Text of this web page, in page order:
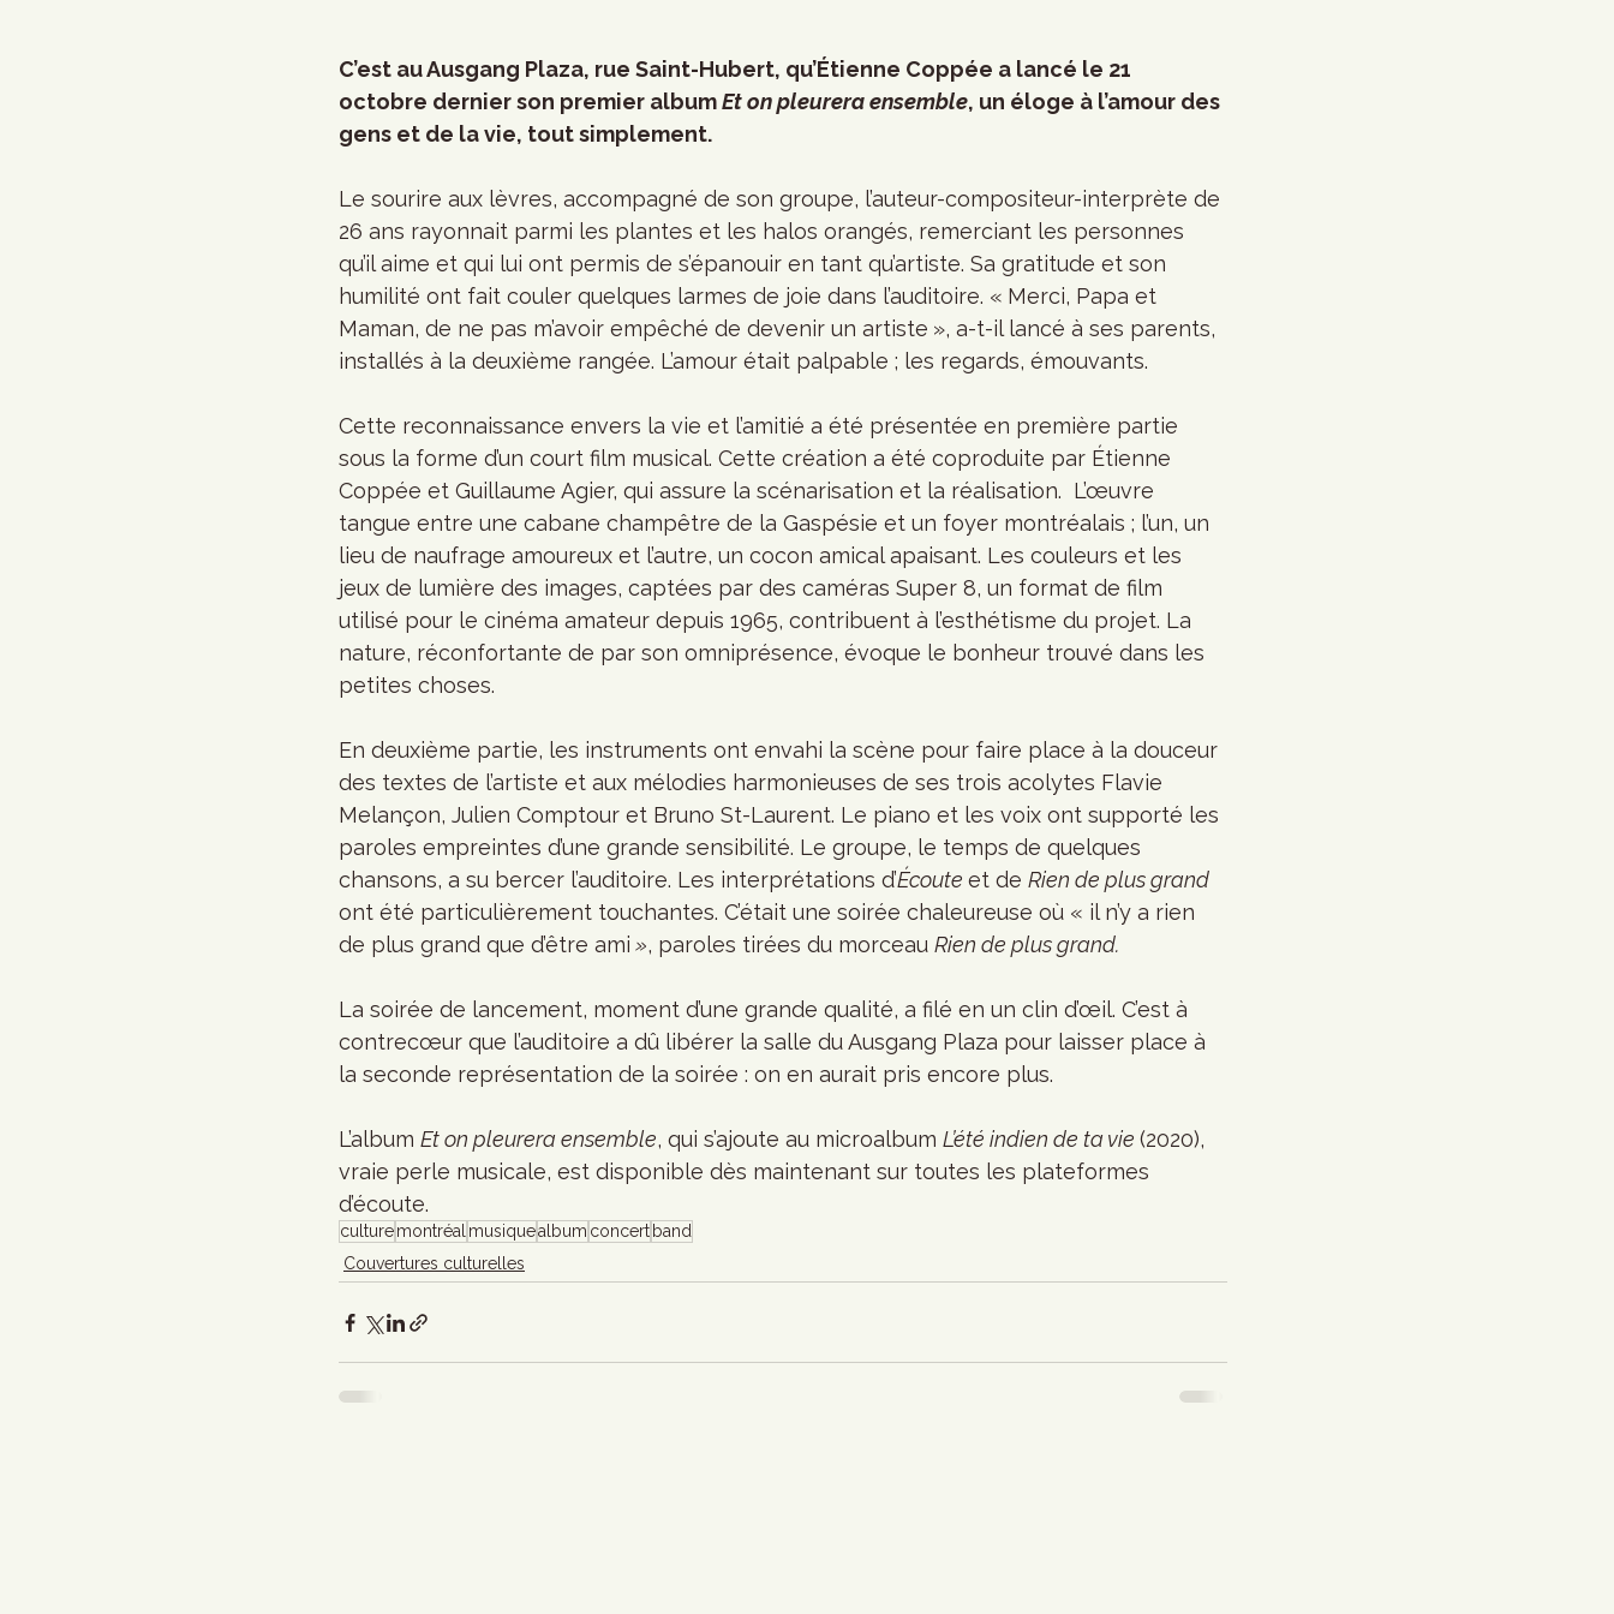
C’est au Ausgang Plaza, rue Saint-Hubert, qu’Étienne Coppée a lancé le 21
octobre dernier son premier album Et on pleurera ensemble, un éloge à l’amour des
gens et de la vie, tout simplement.
Le sourire aux lèvres, accompagné de son groupe, l’auteur-compositeur-interprète de
26 ans rayonnait parmi les plantes et les halos orangés, remerciant les personnes
qu’il aime et qui lui ont permis de s’épanouir en tant qu’artiste. Sa gratitude et son
humilité ont fait couler quelques larmes de joie dans l’auditoire. « Merci, Papa et
Maman, de ne pas m’avoir empêché de devenir un artiste », a-t-il lancé à ses parents,
installés à la deuxième rangée. L’amour était palpable ; les regards, émouvants.
Cette reconnaissance envers la vie et l’amitié a été présentée en première partie
sous la forme d’un court film musical. Cette création a été coproduite par Étienne
Coppée et Guillaume Agier, qui assure la scénarisation et la réalisation.  L’œuvre
tangue entre une cabane champêtre de la Gaspésie et un foyer montréalais ; l’un, un
lieu de naufrage amoureux et l’autre, un cocon amical apaisant. Les couleurs et les
jeux de lumière des images, captées par des caméras Super 8, un format de film
utilisé pour le cinéma amateur depuis 1965, contribuent à l’esthétisme du projet. La
nature, réconfortante de par son omniprésence, évoque le bonheur trouvé dans les
petites choses.
En deuxième partie, les instruments ont envahi la scène pour faire place à la douceur
des textes de l’artiste et aux mélodies harmonieuses de ses trois acolytes Flavie
Melançon, Julien Comptour et Bruno St-Laurent. Le piano et les voix ont supporté les
paroles empreintes d’une grande sensibilité. Le groupe, le temps de quelques
chansons, a su bercer l’auditoire. Les interprétations d’Écoute et de Rien de plus grand
ont été particulièrement touchantes. C’était une soirée chaleureuse où « il n’y a rien
de plus grand que d’être ami », paroles tirées du morceau Rien de plus grand.
La soirée de lancement, moment d’une grande qualité, a filé en un clin d’œil. C’est à
contrecœur que l’auditoire a dû libérer la salle du Ausgang Plaza pour laisser place à
la seconde représentation de la soirée : on en aurait pris encore plus.
L’album Et on pleurera ensemble, qui s’ajoute au microalbum L’été indien de ta vie (2020),
vraie perle musicale, est disponible dès maintenant sur toutes les plateformes
d’écoute.
culturemontréal musiquealbum concert band
Couvertures culturelles